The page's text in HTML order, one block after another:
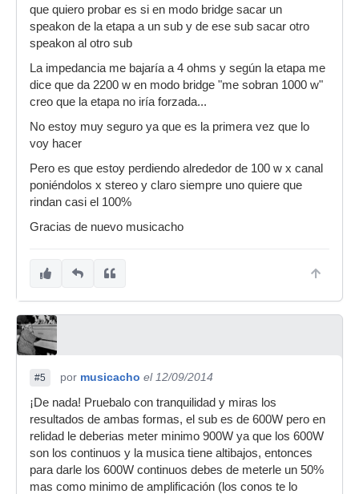
que quiero probar es si en modo bridge sacar un
speakon de la etapa a un sub y de ese sub sacar otro
speakon al otro sub
La impedancia me bajaría a 4 ohms y según la etapa me
dice que da 2200 w en modo bridge "me sobran 1000 w"
creo que la etapa no iría forzada...
No estoy muy seguro ya que es la primera vez que lo
voy hacer
Pero es que estoy perdiendo alrededor de 100 w x canal
poniéndolos x stereo y claro siempre uno quiere que
rindan casi el 100%
Gracias de nuevo musicacho
#5 por musicacho el 12/09/2014
¡De nada! Pruebalo con tranquilidad y miras los
resultados de ambas formas, el sub es de 600W pero en
relidad le deberias meter minimo 900W ya que los 600W
son los continuos y la musica tiene altibajos, entonces
para darle los 600W continuos debes de meterle un 50%
mas como minimo de amplificación (los conos te lo